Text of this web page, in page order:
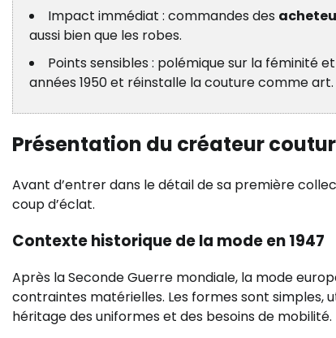
Impact immédiat : commandes des
aussi bien que les robes.
Points sensibles : polémique sur la féminité
années 1950 et réinstalle la couture comme art.
Présentation du créateur
Avant d’entrer dans le détail de sa première
coup d’éclat.
Contexte historique de la mode en 1947
Après la Seconde Guerre mondiale, la mode
contraintes matérielles. Les formes sont simples,
héritage des uniformes et des besoins de mobilité.